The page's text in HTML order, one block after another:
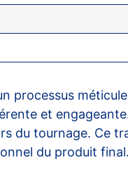
processus
et
du tournage. Ce
du produit final.